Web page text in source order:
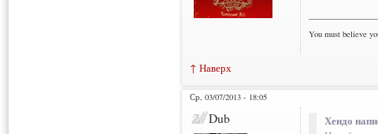
You must believe
↑ Наверх
Ср, 03/07/2013 - 18:05
Dub Хендо